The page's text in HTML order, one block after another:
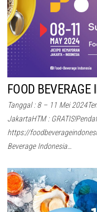
FOOD BEVERAGE
Tanggal : 8 – 11 Mei
JakartaHTM :
https://
Beverage Indonesia…